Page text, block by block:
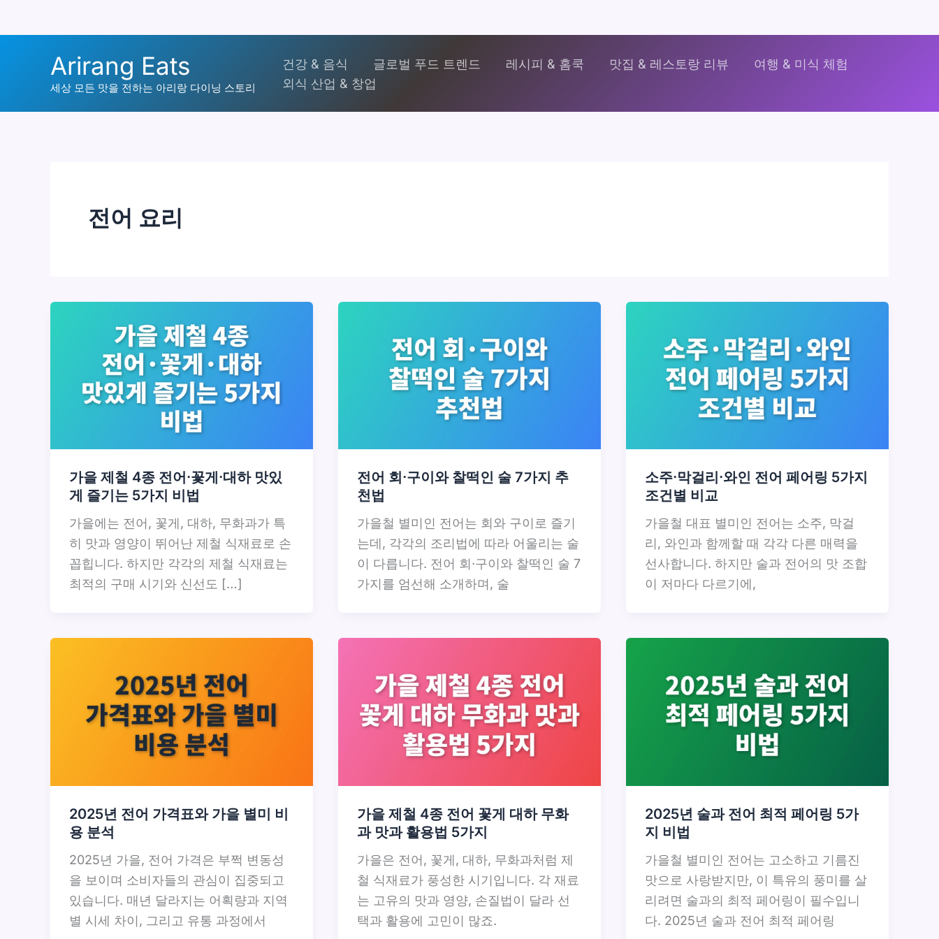
Arirang Eats
세상 모든 맛을 전하는 아리랑 다이닝 스토리
건강 & 음식 글로벌 푸드 트렌드 레시피 & 홈쿡 맛집 & 레스토랑 리뷰
여행 & 미식 체험
외식 산업 & 창업
전어 요리
가을 제철 4종 전어·꽃게·대하 맛있
게 즐기는 5가지 비법
가을에는 전어, 꽃게, 대하, 무화과가 특
히 맛과 영양이 뛰어난 제철 식재료로 손
꼽힙니다. 하지만 각각의 제철 식재료는
최적의 구매 시기와 신선도 […]
전어 회·구이와 찰떡인 술 7가지 추
천법
가을철 별미인 전어는 회와 구이로 즐기
는데, 각각의 조리법에 따라 어울리는 술
이 다릅니다. 전어 회·구이와 찰떡인 술 7
가지를 엄선해 소개하며, 술
소주·막걸리·와인 전어 페어링 5가지
조건별 비교
가을철 대표 별미인 전어는 소주, 막걸
리, 와인과 함께할 때 각각 다른 매력을
선사합니다. 하지만 술과 전어의 맛 조합
이 저마다 다르기에,
2025년 전어 가격표와 가을 별미 비
용 분석
2025년 가을, 전어 가격은 부쩍 변동성
을 보이며 소비자들의 관심이 집중되고
있습니다. 매년 달라지는 어획량과 지역
별 시세 차이, 그리고 유통 과정에서
가을 제철 4종 전어 꽃게 대하 무화
과 맛과 활용법 5가지
가을은 전어, 꽃게, 대하, 무화과처럼 제
철 식재료가 풍성한 시기입니다. 각 재료
는 고유의 맛과 영양, 손질법이 달라 선
택과 활용에 고민이 많죠.
2025년 술과 전어 최적 페어링 5가
지 비법
가을철 별미인 전어는 고소하고 기름진
맛으로 사랑받지만, 이 특유의 풍미를 살
리려면 술과의 최적 페어링이 필수입니
다. 2025년 술과 전어 최적 페어링